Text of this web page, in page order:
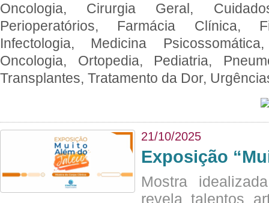
Oncologia, Cirurgia Geral,
Perioperatórios, Farmácia Clínica,
Infectologia, Medicina
Oncologia, Ortopedia, Pediatria,
Transplantes, Tratamento da Dor,
21/10/2025
Exposição
Mostra
revela talentos